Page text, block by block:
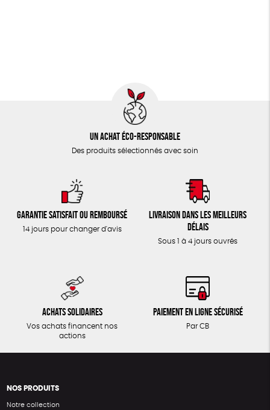
Un achat éco-responsable
Des produits sélectionnés avec soin
Garantie satisfait ou remboursé
14 jours pour changer d'avis
Livraison dans les meilleurs
délais
Sous 1 à 4 jours ouvrés
Achats solidaires
Vos achats financent nos
actions
Paiement en ligne sécurisé
Par CB
NOS PRODUITS
Notre collection